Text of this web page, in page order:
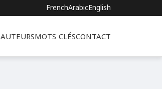
FrenchArabicEnglish
AUTEURSMOTS CLÉSCONTACT